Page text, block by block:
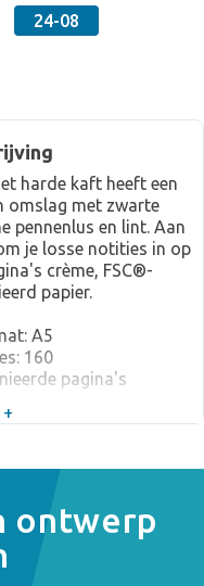
24-08
harde kaft heeft een
omslag met zwarte
pennenlus en lint. Aan
je losse notities in op
crème, FSC®-
papier.
A5
160
pagina's
ontwerp